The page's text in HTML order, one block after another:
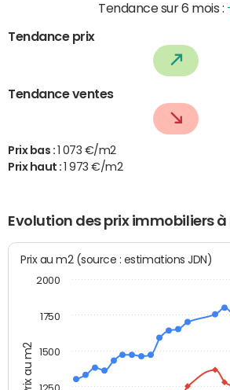
Tendance sur 6 mois :
Tendance prix
Tendance ventes
Prix bas :
1 073 €/m2
Prix haut :
1 973 €/m2
Evolution des prix immobiliers
Prix au m2
Prix au m2 (source : estimations JDN)
1250
1500
1750
2000